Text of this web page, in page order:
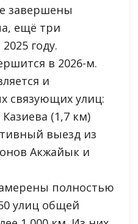
завершены
ещё три
году.
в 2026-м.
и
связующих улиц:
(1,7 км)
выезд из
Акжайык и
полностью
улиц общей